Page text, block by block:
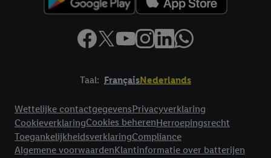
Taal: FrançaisNederlands
Wettelijke contactgegevensPrivacyverklaring
CookieverklaringCookies beherenHerroepingsrecht
ToegankelijkheidsverklaringCompliance
Algemene voorwaardenKlantinformatie over batterijen